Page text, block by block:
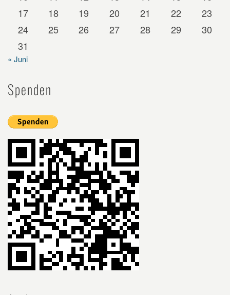
17
18 19 20 21 22
23
24
25 26 27 28 29
30
31
« Juni
Spenden